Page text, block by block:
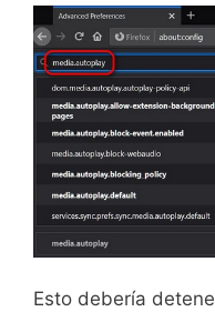
Esto debería